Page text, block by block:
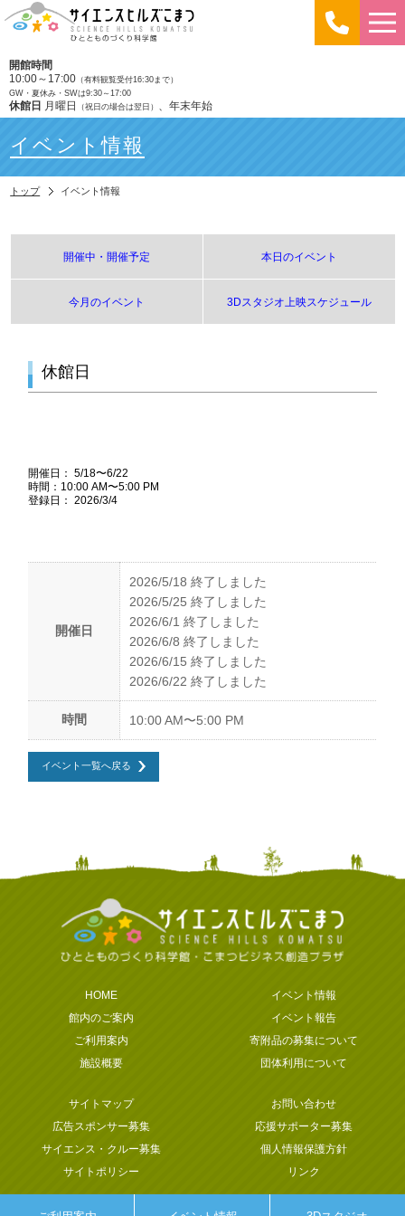
開館時間
10:00～17:00 （有料観覧受付16:30まで）
GW・夏休み・SWは9:30～17:00
休館日 月曜日 （祝日の場合は翌日） 、年末年始
イベント情報
トップ イベント情報
開催中・開催予定 本日のイベント
今月のイベント 3Dスタジオ上映スケジュール
休館日
開催日： 5/18〜6/22
時間：10:00 AM〜5:00 PM
登録日： 2026/3/4
開催日
2026/5/18 終了しました
2026/5/25 終了しました
2026/6/1 終了しました
2026/6/8 終了しました
2026/6/15 終了しました
2026/6/22 終了しました
時間 10:00 AM〜5:00 PM
イベント一覧へ戻る
HOME
イベント情報
館内のご案内
イベント報告
ご利用案内
寄附品の募集について
施設概要
団体利用について
サイトマップ
お問い合わせ
広告スポンサー募集
応援サポーター募集
サイエンス・クルー募集
個人情報保護方針
サイトポリシー
リンク